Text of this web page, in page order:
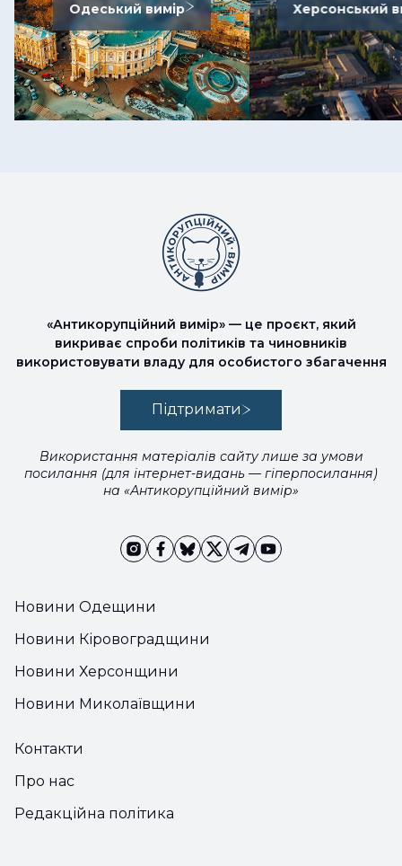
Одеський вимір Херсонський
Новини Одещини
Новини Кіровоградщини
Новини Херсонщини
Новини Миколаївщини
«Антикорупційний вимір» — це проєкт, який
викриває спроби політиків та чиновників
використовувати владу для особистого збагачення
Підтримати
Використання матеріалів сайту лише за умови
посилання (для інтернет-видань — гіперпосилання)
на «Антикорупційний вимір»
Контакти
Про нас
Редакційна політика